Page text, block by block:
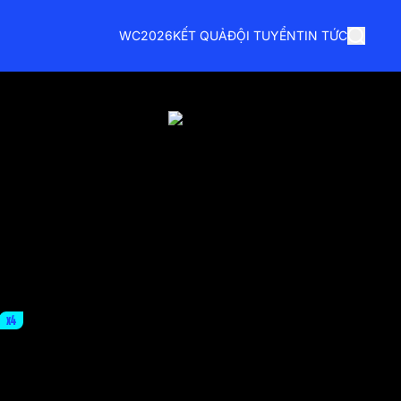
WC2026KẾT QUẢĐỘI TUYỂNTIN TỨC
x4